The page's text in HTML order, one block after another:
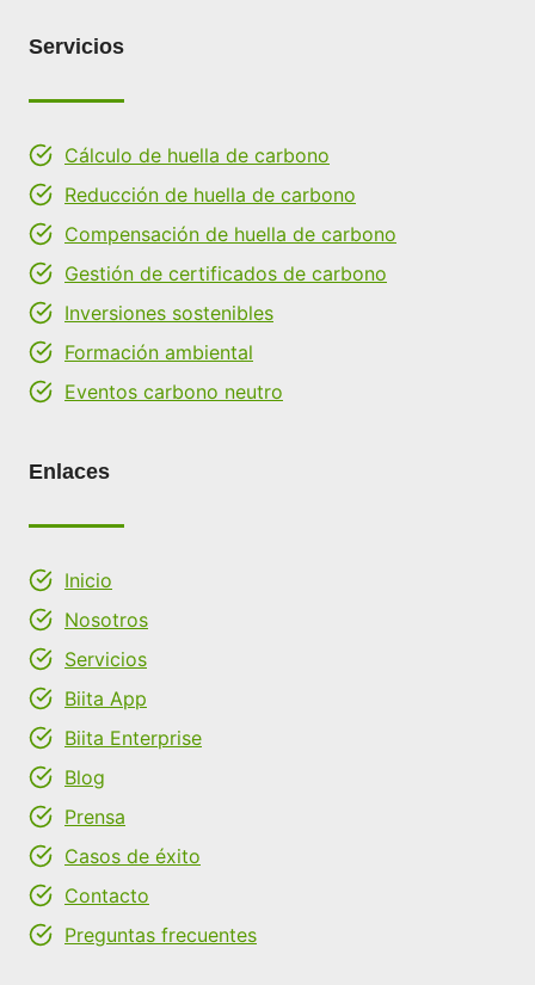
Servicios
Cálculo de huella de carbono
Reducción de huella de carbono
Compensación de huella de carbono
Gestión de certificados de carbono
Inversiones sostenibles
Formación ambiental
Eventos carbono neutro
Enlaces
Inicio
Nosotros
Servicios
Biita App
Biita Enterprise
Blog
Prensa
Casos de éxito
Contacto
Preguntas frecuentes